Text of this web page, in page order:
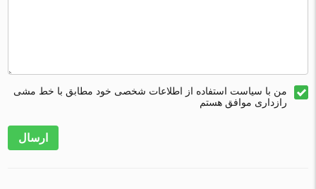
من با سیاست استفاده از اطلاعات شخصی خود مطابق با خط مشی
رازداری موافق هستم
ارسال